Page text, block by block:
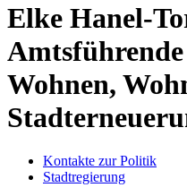
Elke Hanel-
Wohnen,
Kontakte zur Politik
Stadtregierung